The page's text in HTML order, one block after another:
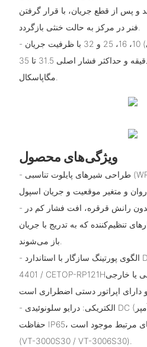
و پس از قطع جریان، با قرار گرفتن
- موجود در اندازه‌های (اسمی) 10، 16، 25 و 32 با ظرفیت جریان
شیر اصلی تا 1600 لیتر در دقیقه و حداکثر فشار اصلی 31.5 تا 35
ویژگی‌های محصول
- طراحی شیرهای پایلوت تناسبی (WRZ) و جهت‌دار (WRH) برای
- قرقره‌ای با مرکز فنر بدون رانش قرقره، افت فشار کم در
تنظیم‌کننده که به تدریج با جریان
باز می‌شوند.
- الگوی پورتینگ سازگار با استاندارد DIN 24340 فرم A / ISO
4401 / CETOP-RP121H؛ از منبع تغذیه پیلوت داخلی یا خارجی
- الکتریکی: درایو سلونوئیدی DC (جریان اسمی 0.8 آمپر)، درجه
حفاظت IP65، کارکرد مداوم، تقویت‌کننده‌های مرتبط موجود است
(VT-3000S30 / VT-3006S30).